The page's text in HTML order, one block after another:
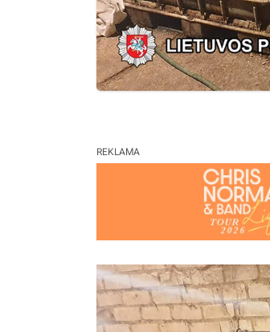
REKLAMA